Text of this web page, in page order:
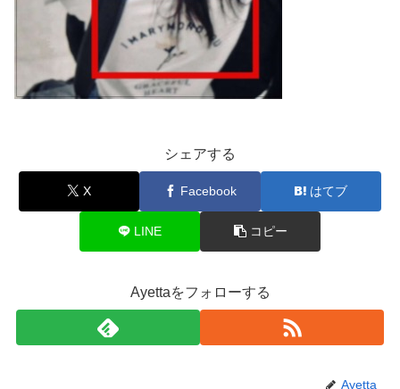
シェアする
X Facebook はてブ
LINE コピー
Ayettaをフォローする
Ayetta